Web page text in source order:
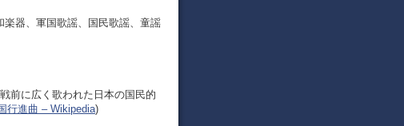
器、軍国歌謡、国民歌謡、童謡
前に広く歌われた日本の国民的
行進曲 – Wikipedia)